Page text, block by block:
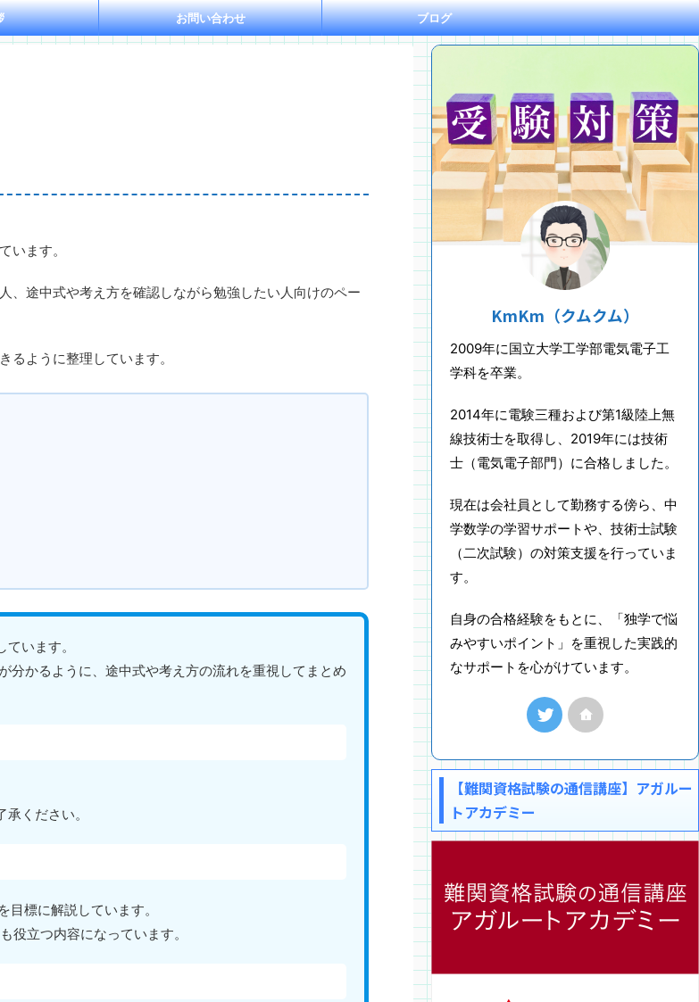
お問い合わせ ブログ
います。
、途中式や考え方を確認しながら勉強したい人向けのペー
ように整理しています。
ています。
が分かるように、途中式や考え方の流れを重視してまとめ
ください。
目標に解説しています。
立つ内容になっています。
KmKm（クムクム）
2009年に国立大学工学部電気電子工
学科を卒業。
2014年に電験三種および第1級陸上無
線技術士を取得し、2019年には技術
士（電気電子部門）に合格しました。
現在は会社員として勤務する傍ら、中
学数学の学習サポートや、技術士試験
（二次試験）の対策支援を行っていま
す。
自身の合格経験をもとに、「独学で悩
みやすいポイント」を重視した実践的
なサポートを心がけています。
【難関資格試験の通信講座】アガルー
トアカデミー